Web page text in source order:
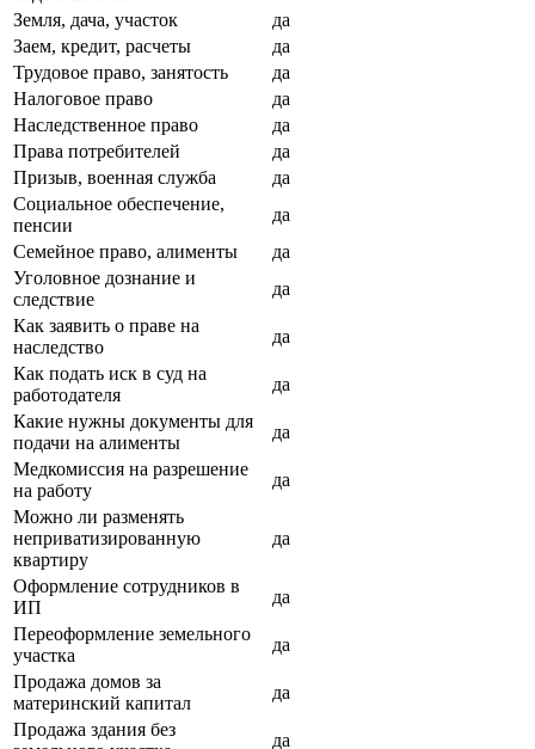
Земля, дача, участок
да
Заем, кредит, расчеты
да
Трудовое право, занятость
да
Налоговое право
да
Наследственное право
да
Права потребителей
да
Призыв, военная служба
да
Социальное обеспечение,
пенсии
да
Семейное право, алименты
да
Уголовное дознание и
следствие
да
Как заявить о праве на
наследство
да
Как подать иск в суд на
работодателя
да
Какие нужны документы для
подачи на алименты
да
Медкомиссия на разрешение
на работу
да
Можно ли разменять
неприватизированную
квартиру
да
Оформление сотрудников в
ИП
да
Переоформление земельного
участка
да
Продажа домов за
материнский капитал
да
Продажа здания без
да